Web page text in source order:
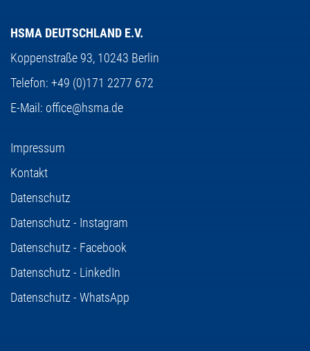
HSMA DEUTSCHLAND E.V.
Koppenstraße 93, 10243 Berlin
Telefon: +49 (0)171 2277 672
E-Mail: office@hsma.de
Impressum
Kontakt
Datenschutz
Datenschutz - Instagram
Datenschutz - Facebook
Datenschutz - LinkedIn
Datenschutz - WhatsApp